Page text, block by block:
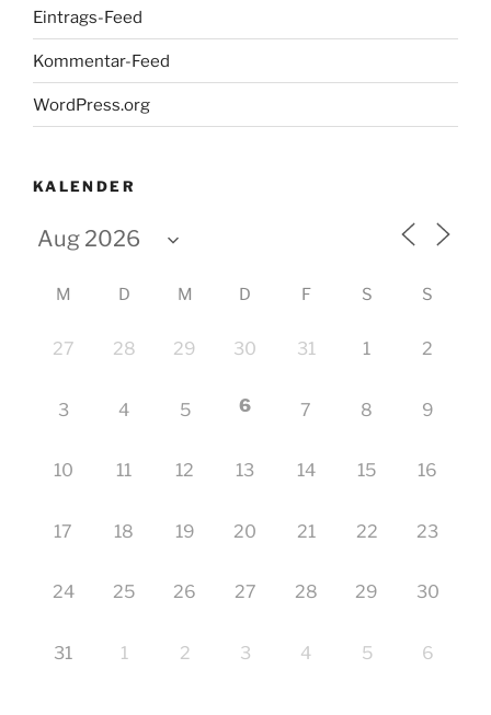
Eintrags-Feed
Kommentar-Feed
WordPress.org
KALENDER
M D M D F S S
27 28 29 30 31 1 2
3 4 5 6 7 8 9
10 11 12 13 14 15 16
17 18 19 20 21 22 23
24 25 26 27 28 29 30
31 1 2 3 4 5 6